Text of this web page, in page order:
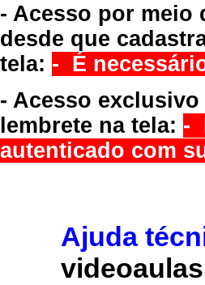
- Acesso por meio
desde que
tela: - É
- Acesso
lembrete na tela: -
autenticado com
Ajuda